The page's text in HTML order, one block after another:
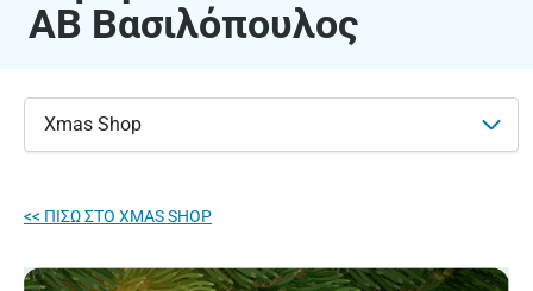
ΑΒ Βασιλόπουλος
Xmas Shop
<< ΠΙΣΩ ΣΤO XMAS SHOP